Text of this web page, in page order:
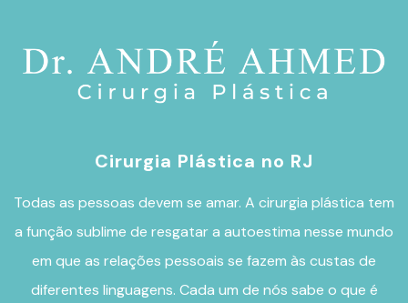
Cirurgia Plástica no RJ
Todas as pessoas devem se amar. A cirurgia plástica tem
a função sublime de resgatar a autoestima nesse mundo
em que as relações pessoais se fazem às custas de
diferentes linguagens. Cada um de nós sabe o que é